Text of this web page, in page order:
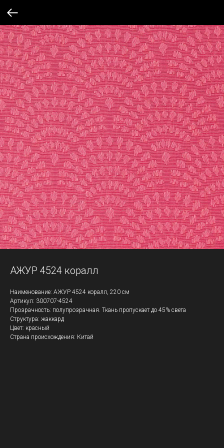
АЖУР 4524 коралл
Наименование: АЖУР 4524 коралл, 220 см
Артикул: 300707-4524
Прозрачность: полупрозрачная. Ткань пропускает до 45% света
Структура: жаккард
Цвет: красный
Страна происхождения: Китай